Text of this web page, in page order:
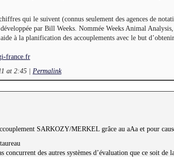
qui le suivent (connus seulement des agences de
par Bill Weeks. Nommée Weeks Animal
à la planification des accouplements avec le but
france.fr
at 2:45 | Permalink
SARKOZY/MERKEL grâce au aAa et pour
concurrent des autres systèmes d’évaluation que ce soit de